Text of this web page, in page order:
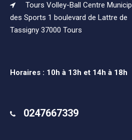
Tours Volley-Ball Centre
des Sports 1 boulevard de Lattre de
Tassigny 37000 Tours
Horaires : 10h à 13h et 14h à 18h
0247667339